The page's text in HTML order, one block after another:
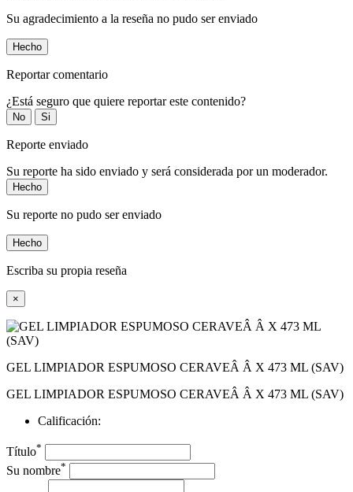
Su agradecimiento a la reseña no pudo ser enviado
Hecho
Reportar comentario
¿Está seguro que quiere reportar este contenido?
No Si
Reporte enviado
Su reporte ha sido enviado y será considerada por un moderador.
Hecho
Su reporte no pudo ser enviado
Hecho
Escriba su propia reseña
×
GEL LIMPIADOR ESPUMOSO CERAVEÂ Â X 473 ML (SAV)
GEL LIMPIADOR ESPUMOSO CERAVEÂ Â X 473 ML (SAV)
Calificación:
Título*
Su nombre*